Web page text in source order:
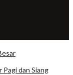
Pagi dan Siang